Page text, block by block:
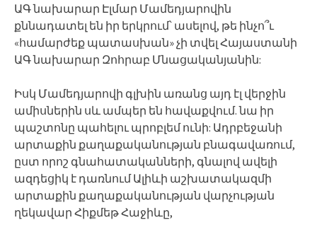
ԱԳ նախարար Էլմար Մամեդյարովին
քննադատել են իր երկրում՝ ասելով, թե ինչո՞ւ
«համարժեք պատասխան» չի տվել Հայաստանի
ԱԳ նախարար Զոհրաբ Մնացականյանին:
Իսկ Մամեդյարովի գլխին առանց այդ էլ վերջին
ամիսներին սև ամպեր են հավաքվում. նա իր
պաշտոնը պահելու պրոբլեմ ունի: Ադրբեջանի
արտաքին քաղաքականության բնագավառում,
ըստ որոշ գնահատականների, գնալով ավելի
ազդեցիկ է դառնում Ալիևի աշխատակազմի
արտաքին քաղաքականության վարչության
ղեկավար Հիքմեթ Հաջիևը,